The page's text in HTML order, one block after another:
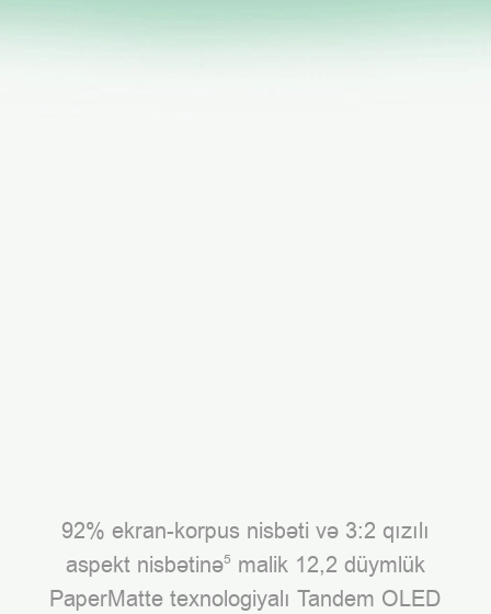
92% ekran-korpus nisbəti və 3:2 qızılı
aspekt nisbətinə5 malik 12,2 düymlük
PaperMatte texnologiyalı Tandem OLED